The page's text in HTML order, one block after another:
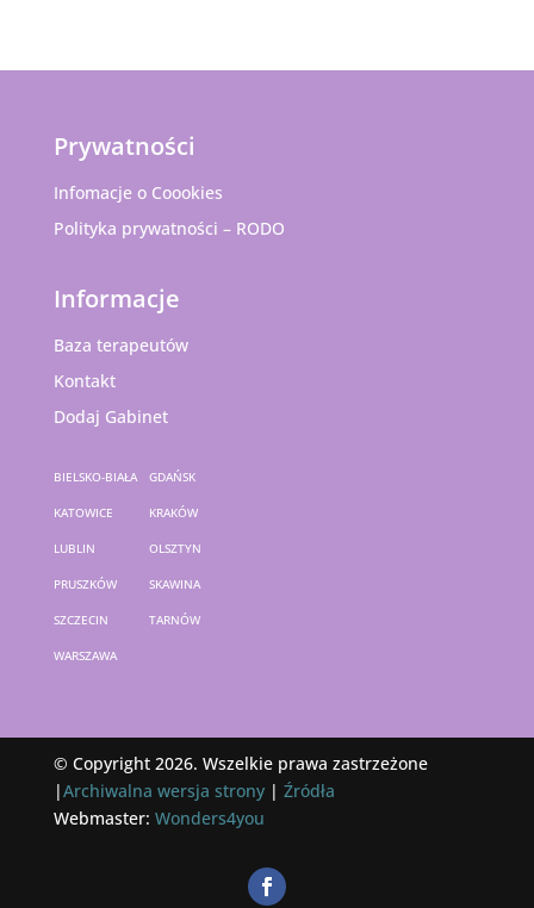
Prywatności
Infomacje o Coookies
Polityka prywatności – RODO
Informacje
Baza terapeutów
Kontakt
Dodaj Gabinet
BIELSKO-BIAŁA GDAŃSK
KATOWICE KRAKÓW
LUBLIN OLSZTYN
PRUSZKÓW SKAWINA
SZCZECIN TARNÓW
WARSZAWA
© Copyright 2026. Wszelkie prawa zastrzeżone
|Archiwalna wersja strony| Źródła
Webmaster: Wonders4you